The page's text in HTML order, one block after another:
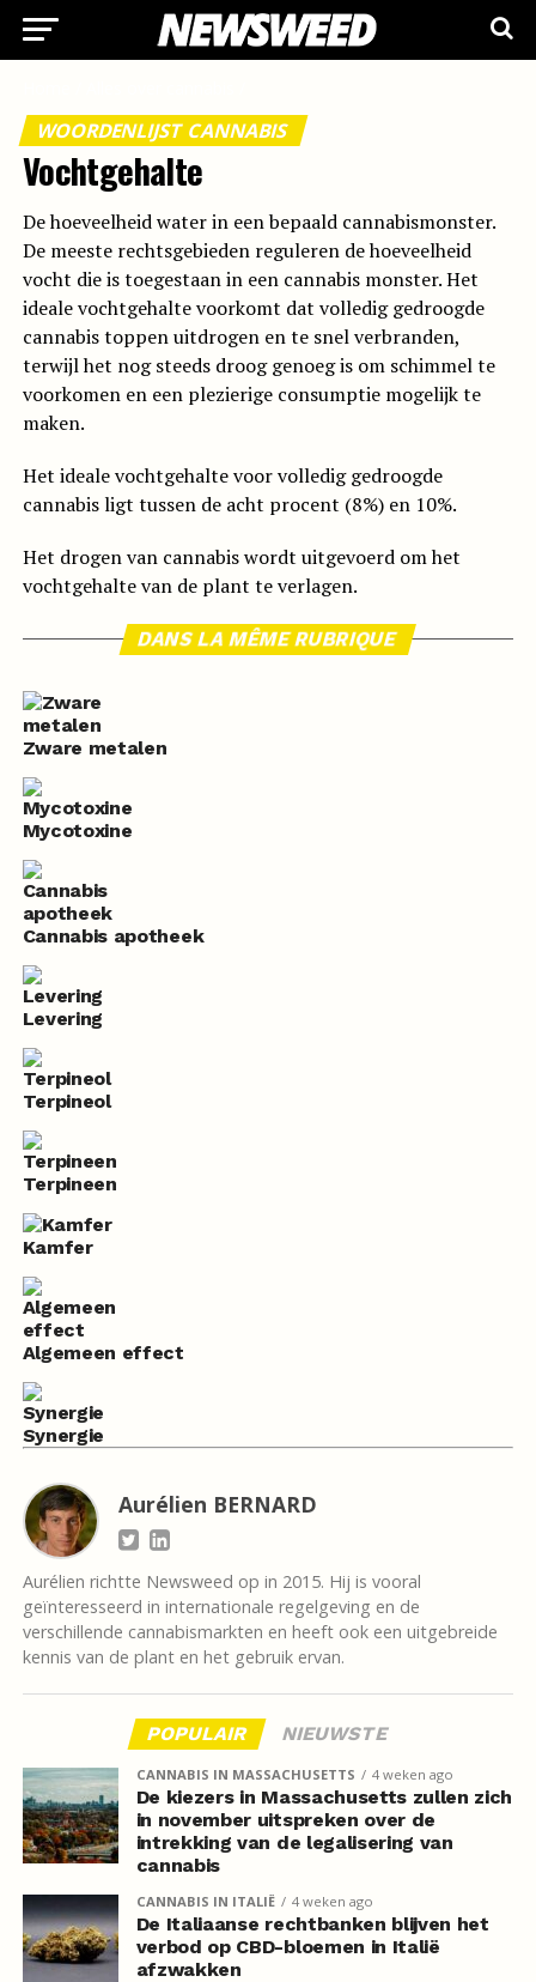
WOORDENLIJST CANNABIS
Vochtgehalte
De hoeveelheid water in een bepaald cannabismonster.
De meeste rechtsgebieden reguleren de hoeveelheid
vocht die is toegestaan in een cannabis monster. Het
ideale vochtgehalte voorkomt dat volledig gedroogde
cannabis toppen uitdrogen en te snel verbranden,
terwijl het nog steeds droog genoeg is om schimmel te
voorkomen en een plezierige consumptie mogelijk te
maken.
Het ideale vochtgehalte voor volledig gedroogde
cannabis ligt tussen de acht procent (8%) en 10%.
Het drogen van cannabis wordt uitgevoerd om het
vochtgehalte van de plant te verlagen.
DANS LA MÊME RUBRIQUE
Zware metalen
Mycotoxine
Cannabis apotheek
Levering
Terpineol
Terpineen
Kamfer
Algemeen effect
Synergie
Aurélien BERNARD
Aurélien richtte Newsweed op in 2015. Hij is vooral
geïnteresseerd in internationale regelgeving en de
verschillende cannabismarkten en heeft ook een uitgebreide
kennis van de plant en het gebruik ervan.
POPULAIR NIEUWSTE
CANNABIS IN MASSACHUSETTS 4 weken ago
De kiezers in Massachusetts zullen zich
in november uitspreken over de
intrekking van de legalisering van
cannabis
CANNABIS IN ITALIË 4 weken ago
De Italiaanse rechtbanken blijven het
verbod op CBD-bloemen in Italië
afzwakken